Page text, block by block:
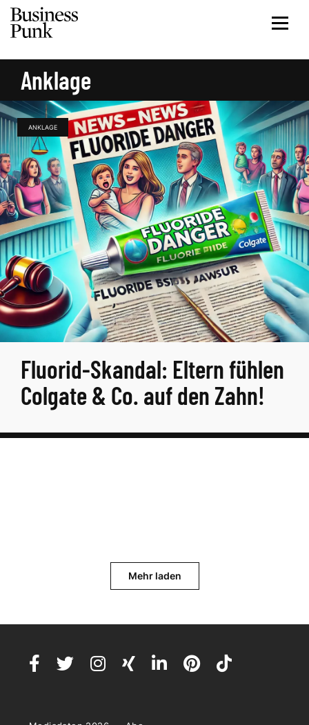
Anklage
ANKLAGE
Fluorid-Skandal: Eltern fühlen
Colgate & Co. auf den Zahn!
Mehr laden